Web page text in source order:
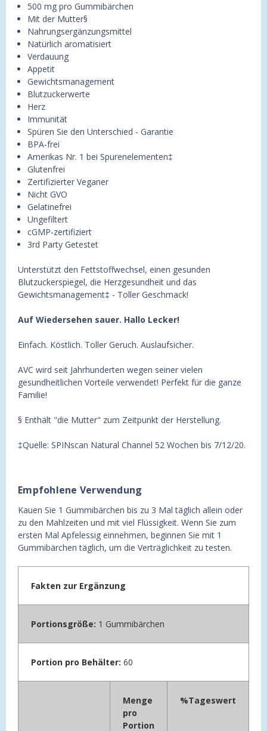
500 mg pro Gummibärchen
Mit der Mutter§
Nahrungsergänzungsmittel
Natürlich aromatisiert
Verdauung
Appetit
Gewichtsmanagement
Blutzuckerwerte
Herz
Immunität
Spüren Sie den Unterschied - Garantie
BPA-frei
Amerikas Nr. 1 bei Spurenelementen‡
Glutenfrei
Zertifizierter Veganer
Nicht GVO
Gelatinefrei
Ungefiltert
cGMP-zertifiziert
3rd Party Getestet
Unterstützt den Fettstoffwechsel, einen gesunden
Blutzuckerspiegel, die Herzgesundheit und das
Gewichtsmanagement‡ - Toller Geschmack!
Auf Wiedersehen sauer. Hallo Lecker!
Einfach. Köstlich. Toller Geruch. Auslaufsicher.
AVC wird seit Jahrhunderten wegen seiner vielen
gesundheitlichen Vorteile verwendet! Perfekt für die ganze
Familie!
§ Enthält "die Mutter" zum Zeitpunkt der Herstellung.
‡Quelle: SPINscan Natural Channel 52 Wochen bis 7/12/20.
Empfohlene Verwendung
Kauen Sie 1 Gummibärchen bis zu 3 Mal täglich allein oder
zu den Mahlzeiten und mit viel Flüssigkeit. Wenn Sie zum
ersten Mal Apfelessig einnehmen, beginnen Sie mit 1
Gummibärchen täglich, um die Verträglichkeit zu testen.
Fakten zur Ergänzung
Portionsgröße: 1 Gummibärchen
Portion pro Behälter: 60
Menge
pro
Portion
%Tageswert